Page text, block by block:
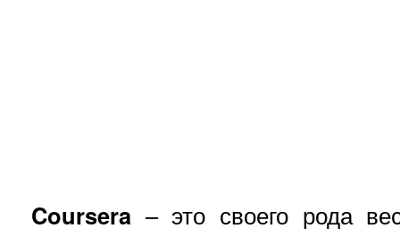
Coursera – это своего рода